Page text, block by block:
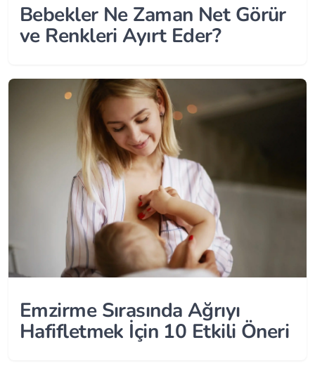
Bebekler Ne Zaman Net Görür
ve Renkleri Ayırt Eder?
Emzirme Sırasında Ağrıyı
Hafifletmek İçin 10 Etkili Öneri